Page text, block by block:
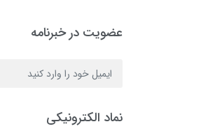
عضویت در خبرنامه
نماد الکترونیکی